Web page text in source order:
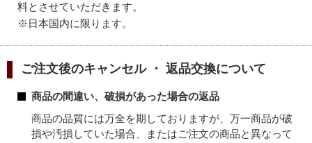
料とさせていただきます。
※日本国内に限ります。
ご注文後のキャンセル ・ 返品交換について
商品の間違い、破損があった場合の返品
商品の品質には万全を期しておりますが、万一商品が破
損や汚損していた場合、またはご注文の商品と異なって